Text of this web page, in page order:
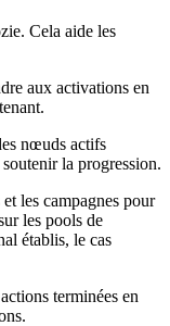
Cela aide les
aux activations en
nœuds actifs
la progression.
les campagnes pour
les pools de
établis, le cas
terminées en